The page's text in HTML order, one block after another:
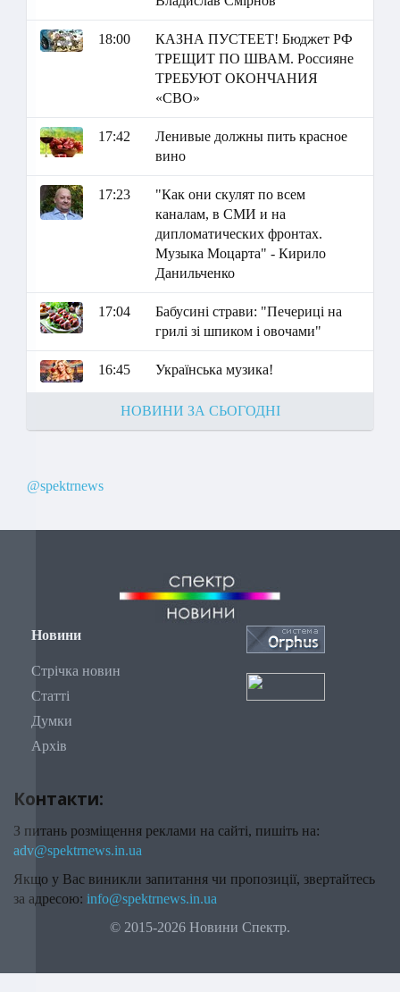
18:00
КАЗНА ПУСТЕЕТ! Бюджет РФ
ТРЕЩИТ ПО ШВАМ. Россияне
ТРЕБУЮТ ОКОНЧАНИЯ
«СВО»
17:42
Ленивые должны пить красное
вино
17:23
"Как они скулят по всем
каналам, в СМИ и на
дипломатических фронтах.
Музыка Моцарта" - Кирило
Данильченко
17:04
Бабусині страви: "Печериці на
грилі зі шпиком і овочами"
16:45 Українська музика!
НОВИНИ ЗА СЬОГОДНІ
@spektrnews
Новини
Стрічка новин
Статті
Думки
Архів
Контакти:
З питань розміщення реклами на сайті, пишіть на:
adv@spektrnews.in.ua
Якщо у Вас виникли запитання чи пропозиції, звертайтесь
за адресою: info@spektrnews.in.ua
© 2015-2026 Новини Спектр.